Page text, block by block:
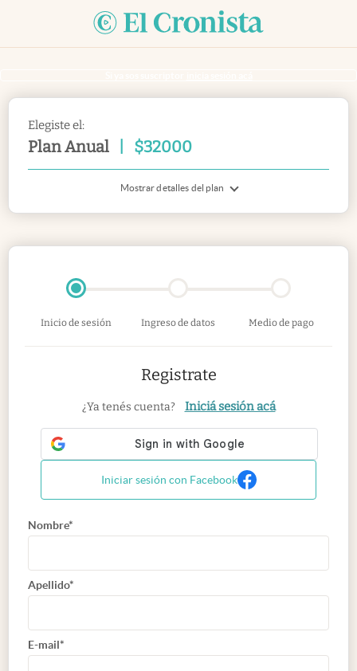
Elegiste el:
Plan Anual $32000
Mostrar detalles del plan
Inicio de sesión Ingreso de datos Medio de pago
Registrate
¿Ya tenés cuenta? Iniciá sesión acá
Iniciar sesión con Facebook
Nombre*
Apellido*
E-mail*